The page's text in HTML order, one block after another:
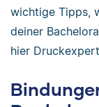
wichtige Tipps,
deiner
hier